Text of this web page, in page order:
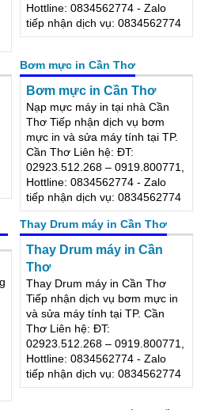
Tiếp nhận dịch vụ bơm mực in
và sửa máy tính tại TP. Cần
Thơ Liên hệ: ĐT:
Hottline: 0834562774 - Zalo
tiếp nhận dịch vụ: 0834562774
Bơm mực in Cần Thơ
Bơm mực in Cần Thơ
Nạp mực máy in tại nhà Cần
Thơ Tiếp nhận dịch vụ bơm
mực in và sửa máy tính tại TP.
Cần Thơ Liên hệ: ĐT:
02923.512.268 – 0919.800771,
Hottline: 0834562774 - Zalo
tiếp nhận dịch vụ: 0834562774
Thay Drum máy in Cần Thơ
Thay Drum máy in Cần
Thơ
Thay Drum máy in Cần Thơ
Tiếp nhận dịch vụ bơm mực in
và sửa máy tính tại TP. Cần
Thơ Liên hệ: ĐT: